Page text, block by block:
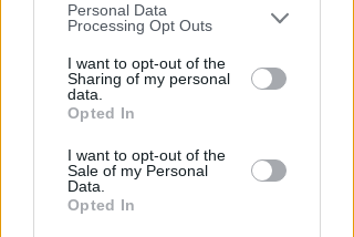
You may separately opt-out of the further
disclosure of your personal information
by third parties on the IAB’s list of
downstream participants.
by us to third parties on the IAB’s List of
Downstream Participants that may
further disclose it to other third parties.
Personal Data
Processing Opt Outs
I want to opt-out of the
Sharing of my personal
data.
Opted In
I want to opt-out of the
Sale of my Personal
Data.
Opted In
APPROVATO DAL CDA
Dati in crescita nella semestrale
di IEG, stime al rialzo per
l'esercizio 2026
Redazione